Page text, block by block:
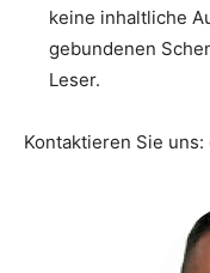
keine inhaltliche
gebundenen
Leser.
Kontaktieren Sie uns: